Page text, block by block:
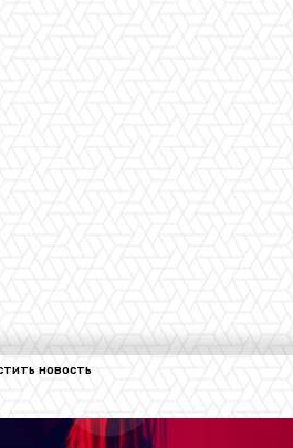
новость